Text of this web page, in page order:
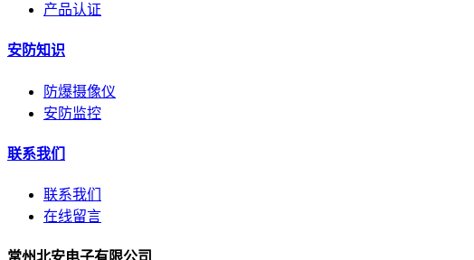
产品认证
安防知识
防爆摄像仪
安防监控
联系我们
联系我们
在线留言